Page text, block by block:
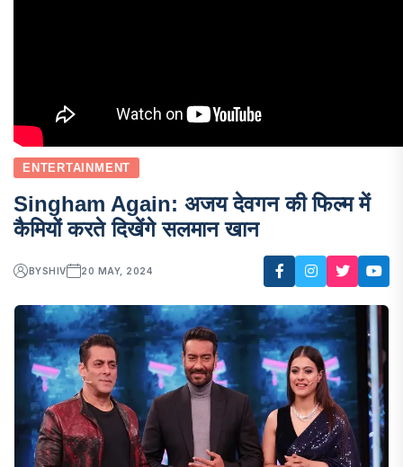
ENTERTAINMENT
Singham Again: अजय देवगन की फिल्म में
कैमियों करते दिखेंगे सलमान खान
BYSHIV 20 MAY, 2024